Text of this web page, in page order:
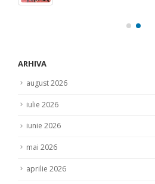
ARHIVA
august 2026
iulie 2026
iunie 2026
mai 2026
aprilie 2026